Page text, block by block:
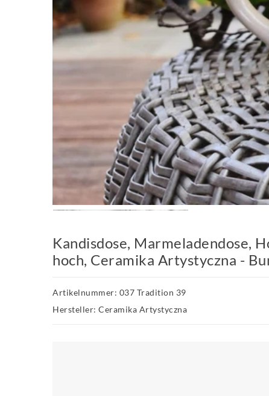
Kandisdose, Marmeladendose,
hoch, Ceramika Artystyczna -
Artikelnummer: 037 Tradition 39
Hersteller: Ceramika Artystyczna